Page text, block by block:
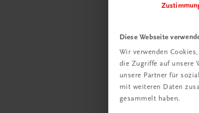
Diese Webseite
Wir verwenden
die Zugriffe auf unsere
unsere Partner für
mit weiteren Daten
gesammelt haben.